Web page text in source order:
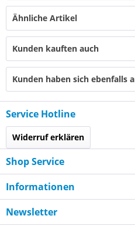
Ähnliche Artikel
Kunden kauften auch
Kunden haben sich ebenfalls
Service Hotline
Widerruf erklären
Shop Service
Informationen
Newsletter